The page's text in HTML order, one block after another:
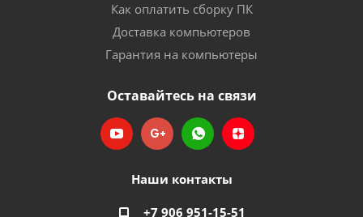
Как оплатить сборку ПК
Доставка компьютеров
Гарантия на компьютеры
Оставайтесь на связи
Наши контакты
+7 906 951-15-51